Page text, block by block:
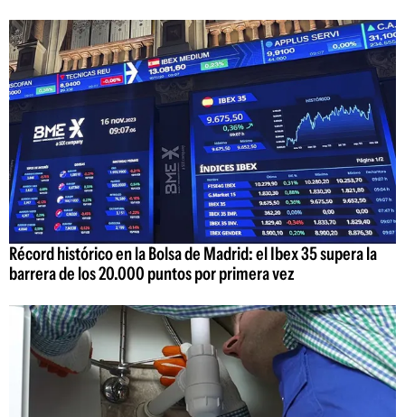
Récord histórico en la Bolsa de Madrid: el Ibex 35 supera la
barrera de los 20.000 puntos por primera vez